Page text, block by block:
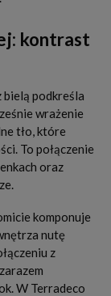
kontrast
bielą podkreśla
wrażenie
tło, które
To połączenie
oraz
komponuje
nutę
z
W Terradeco